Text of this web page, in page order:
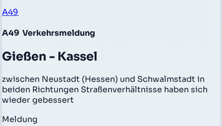
A49
A49 Verkehrsmeldung
Gießen - Kassel
zwischen Neustadt (Hessen) und Schwalmstadt in
beiden Richtungen Straßenverhältnisse haben sich
wieder gebessert
Meldung